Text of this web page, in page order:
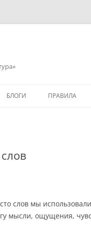
БЛОГИ ПРАВИЛА
слов мы
мысли, ощущения,